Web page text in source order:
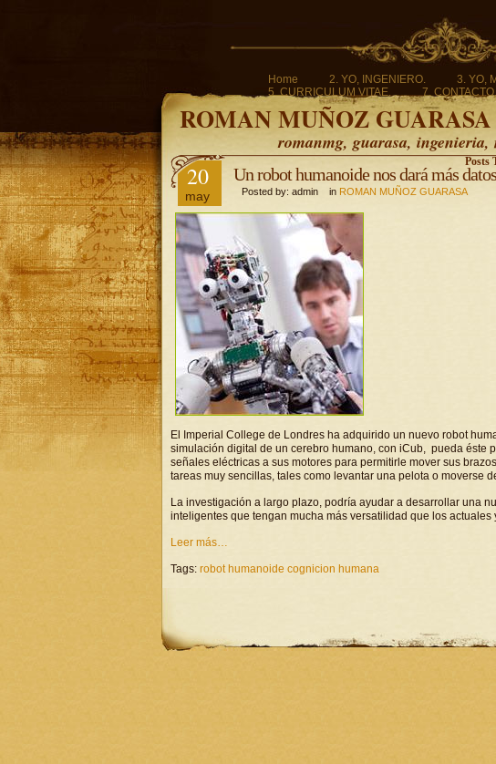
Home 2. YO, INGENIERO. 3. YO,
5. CURRICULUM VITAE.
7. CONTACTO.
ROMAN MUÑOZ GUARASA
romanmg, guarasa, ingenieria,
Posts
20
may
Un robot humanoide nos dará más
Posted by: admin in ROMAN MUÑOZ GUARASA
El Imperial College de Londres ha adquirido un nuevo robot
simulación digital de un cerebro humano, con iCub, pueda éste
señales eléctricas a sus motores para permitirle mover sus
tareas muy sencillas, tales como levantar una pelota o moverse
La investigación a largo plazo, podría ayudar a desarrollar una
inteligentes que tengan mucha más versatilidad que los
Leer más…
Tags: robot humanoide cognicion humana